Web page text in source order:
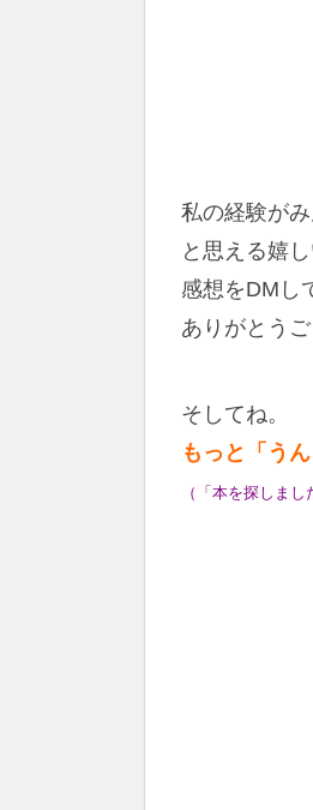
私の経験が
と思える嬉
感想をDMし
ありがとう
そしてね。
もっと「う
（「本を探しま